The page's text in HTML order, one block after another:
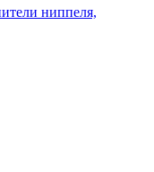
ниппеля,